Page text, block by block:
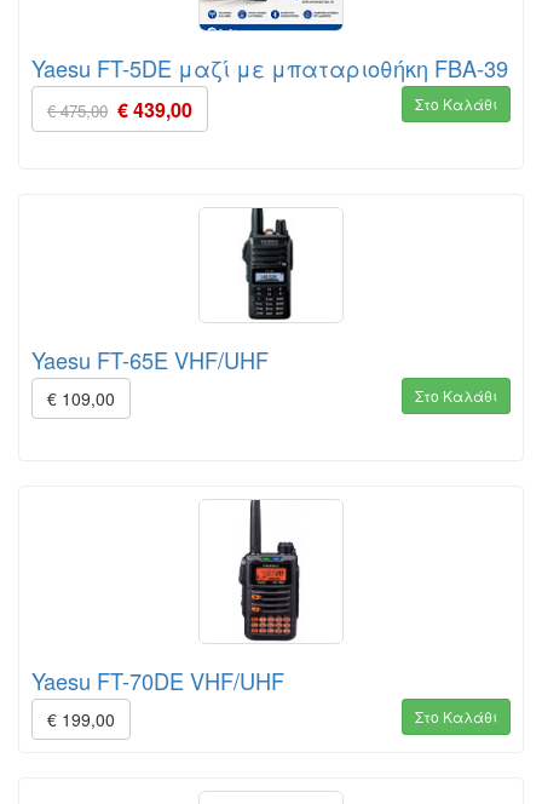
Yaesu FT-5DE μαζί με μπαταριοθήκη FBA-39
€ 475,00 € 439,00 Στο Καλάθι
Yaesu FT-65E VHF/UHF
€ 109,00 Στο Καλάθι
Yaesu FT-70DE VHF/UHF
€ 199,00 Στο Καλάθι